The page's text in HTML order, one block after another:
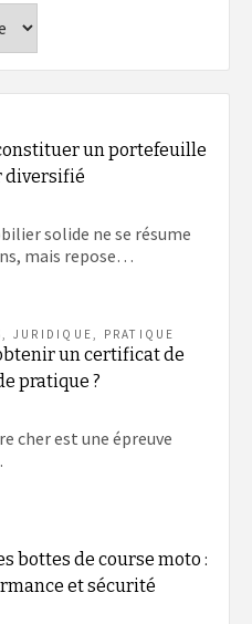
un portefeuille
solide ne se résume
mais repose…
JURIDIQUE PRATIQUE
un certificat de
pratique ?
cher est une épreuve
bottes de course moto :
et sécurité